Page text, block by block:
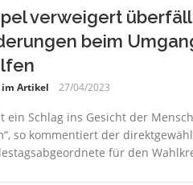
verweigert
beim
Artikel 27/04/2023
ein Schlag ins Gesicht der
so kommentiert der
für den